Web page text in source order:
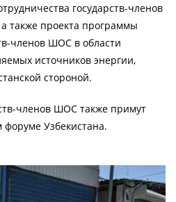
государств-членов
также проекта программы
членов ШОС в области
источников энергии,
стороной.
членов ШОС также примут
форуме Узбекистана.